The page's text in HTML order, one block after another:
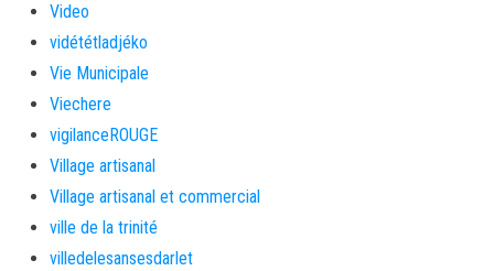
Video
vidététladjéko
Vie Municipale
Viechere
vigilanceROUGE
Village artisanal
Village artisanal et commercial
ville de la trinité
villedelesansesdarlet